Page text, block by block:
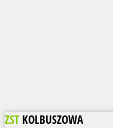
ZST KOLBUSZOWA